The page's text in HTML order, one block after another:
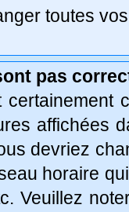
toutes
pas
certainement
affichées
devriez
horaire
Veuillez